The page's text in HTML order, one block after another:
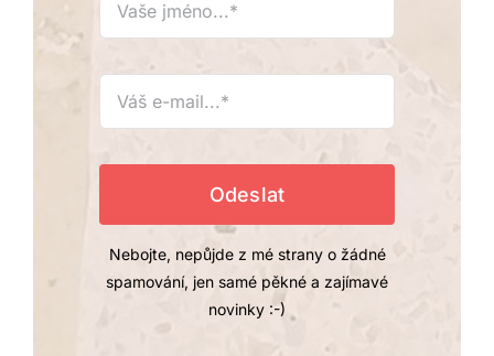
Nebojte, nepůjde z mé strany o žádné
spamování, jen samé pěkné a zajímavé
novinky :-)